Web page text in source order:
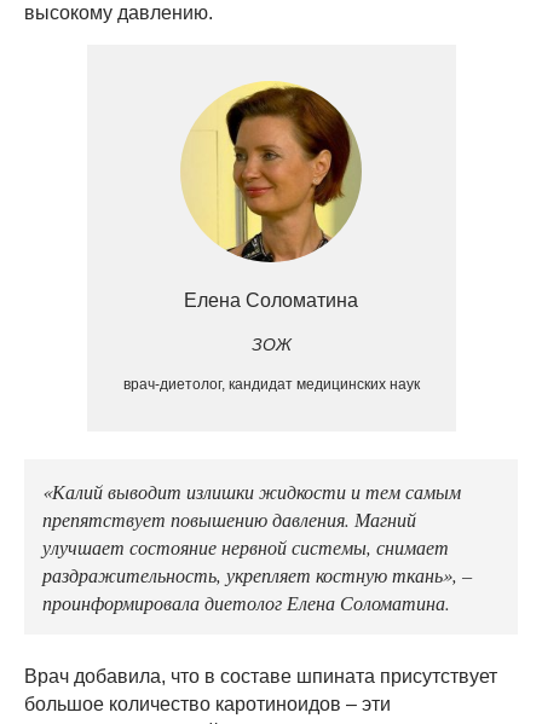
высокому давлению.
Елена Соломатина
ЗОЖ
врач-диетолог, кандидат медицинских наук
«Калий выводит излишки жидкости и тем самым
препятствует повышению давления. Магний
улучшает состояние нервной системы, снимает
раздражительность, укрепляет костную ткань», –
проинформировала диетолог Елена Соломатина.
Врач добавила, что в составе шпината присутствует
большое количество каротиноидов – эти